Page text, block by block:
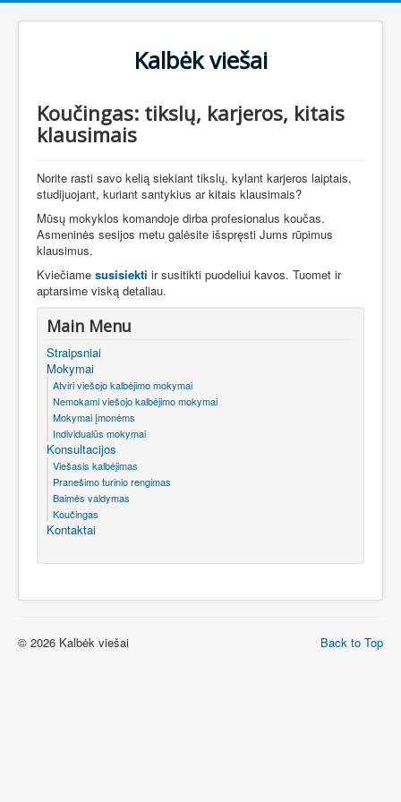
Kalbėk viešai
Koučingas: tikslų, karjeros, kitais
klausimais
Norite rasti savo kelią siekiant tikslų, kylant karjeros laiptais,
studijuojant, kuriant santykius ar kitais klausimais?
Mūsų mokyklos komandoje dirba profesionalus koučas.
Asmeninės sesijos metu galėsite išspręsti Jums rūpimus
klausimus.
Kviečiame susisiekti ir susitikti puodeliui kavos. Tuomet ir
aptarsime viską detaliau.
Main Menu
Straipsniai
Mokymai
Atviri viešojo kalbėjimo mokymai
Nemokami viešojo kalbėjimo mokymai
Mokymai įmonėms
Individualūs mokymai
Konsultacijos
Viešasis kalbėjimas
Pranešimo turinio rengimas
Baimės valdymas
Koučingas
Kontaktai
Back to Top
© 2026 Kalbėk viešai